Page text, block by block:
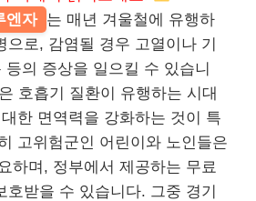
엔자 는 매년 겨울철에 유행하
으로, 감염될 경우 고열이나 기
의 증상을 일으킬 수 있습니
호흡기 질환이 유행하는 시대
한 면역력을 강화하는 것이 특
고위험군인 어린이와 노인들은
하며, 정부에서 제공하는 무료
호받을 수 있습니다. 그중 경기